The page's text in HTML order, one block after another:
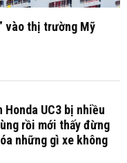
vào thị trường Mỹ
Honda UC3 bị nhiều
rồi mới thấy đừng
những gì xe không